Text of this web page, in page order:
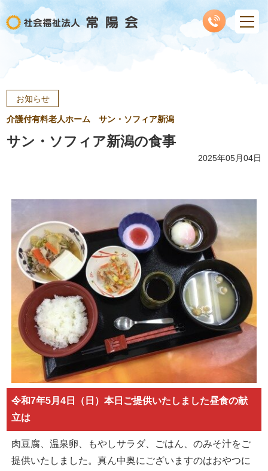
お知らせ
介護付有料老人ホーム サン・ソフィア新潟
サン・ソフィア新潟の食事
2025年05月04日
令和7年5月4日（日）本日ご提供いたしました昼食の献
立は
肉豆腐、温泉卵、もやしサラダ、ごはん、のみそ汁をご
提供いたしました。真ん中奥にございますのはおやつに